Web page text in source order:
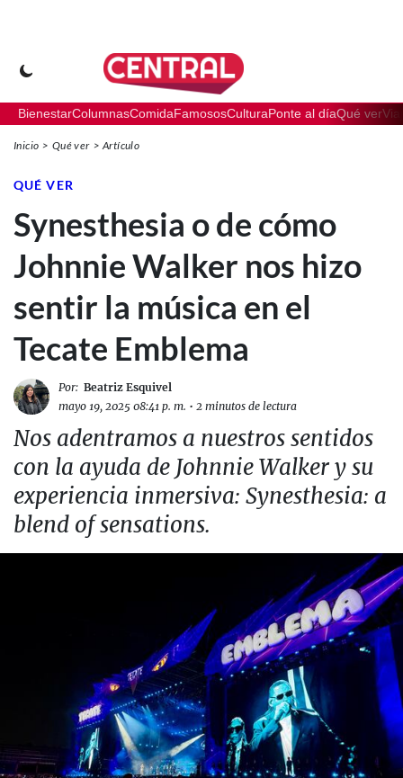
BienestarColumnasComidaFamososCulturaPonte al díaQué ver
Inicio Qué ver Artículo
QUÉ VER
Synesthesia o de cómo
Johnnie Walker nos hizo
sentir la música en el
Tecate Emblema
Por: Beatriz Esquivel
mayo 19, 2025 08:41 p. m. • 2 minutos de lectura
Nos adentramos a nuestros sentidos
con la ayuda de Johnnie Walker y su
experiencia inmersiva: Synesthesia: a
blend of sensations.